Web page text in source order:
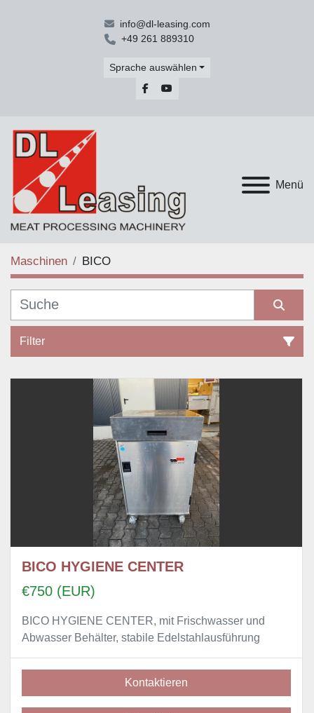
info@dl-leasing.com
+49 261 889310
Sprache auswählen
facebookyoutube
Menü
Maschinen BICO
Filter
Alle Kategorien
Sortieren nach
BICO HYGIENE CENTER
€750 (EUR)
BICO HYGIENE CENTER, mit Frischwasser und
Abwasser Behälter, stabile Edelstahlausführung
Kontaktieren